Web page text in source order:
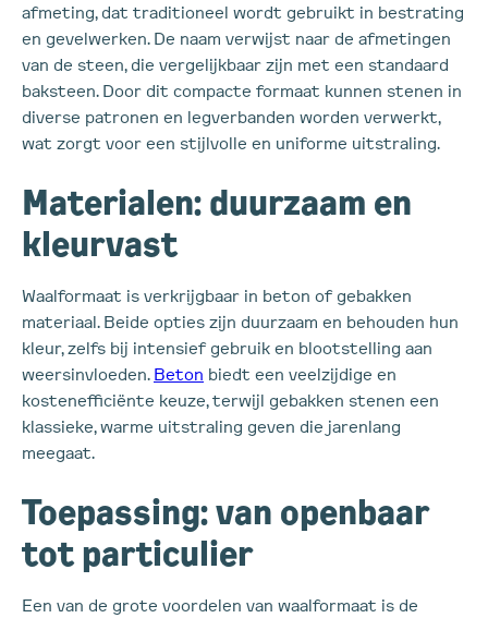
afmeting, dat traditioneel wordt gebruikt in bestrating
en gevelwerken. De naam verwijst naar de afmetingen
van de steen, die vergelijkbaar zijn met een standaard
baksteen. Door dit compacte formaat kunnen stenen in
diverse patronen en legverbanden worden verwerkt,
wat zorgt voor een stijlvolle en uniforme uitstraling.
Materialen: duurzaam en
kleurvast
Waalformaat is verkrijgbaar in beton of gebakken
materiaal. Beide opties zijn duurzaam en behouden hun
kleur, zelfs bij intensief gebruik en blootstelling aan
weersinvloeden. Beton biedt een veelzijdige en
kostenefficiënte keuze, terwijl gebakken stenen een
klassieke, warme uitstraling geven die jarenlang
meegaat.
Toepassing: van openbaar
tot particulier
Een van de grote voordelen van waalformaat is de